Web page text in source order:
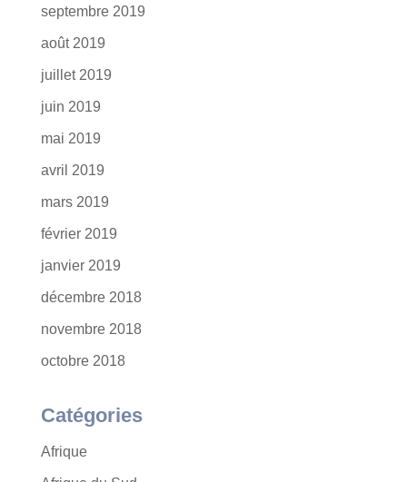
septembre 2019
août 2019
juillet 2019
juin 2019
mai 2019
avril 2019
mars 2019
février 2019
janvier 2019
décembre 2018
novembre 2018
octobre 2018
Catégories
Afrique